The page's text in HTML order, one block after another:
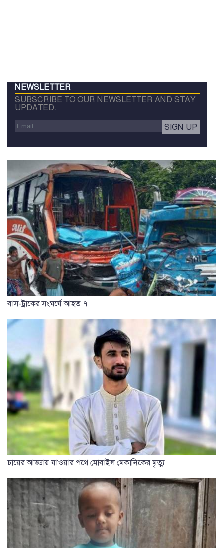
NEWSLETTER
SUBSCRIBE TO OUR NEWSLETTER AND STAY
UPDATED.
বাস-ট্রাকের সংঘর্ষে আহত ৭
চায়ের আড্ডায় যাওয়ার পথে মোবাইল মেকানিকের মৃত্যু